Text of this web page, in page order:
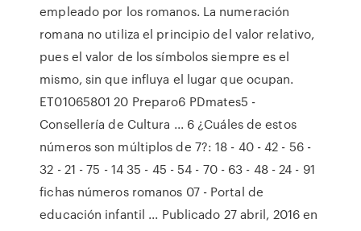
empleado por los romanos. La numeración
romana no utiliza el principio del valor relativo,
pues el valor de los símbolos siempre es el
mismo, sin que influya el lugar que ocupan.
ET01065801 20 Preparo6 PDmates5 -
Consellería de Cultura ... 6 ¿Cuáles de estos
números son múltiplos de 7?: 18 - 40 - 42 - 56 -
32 - 21 - 75 - 14 35 - 45 - 54 - 70 - 63 - 48 - 24 - 91
fichas números romanos 07 - Portal de
educación infantil ... Publicado 27 abril, 2016 en